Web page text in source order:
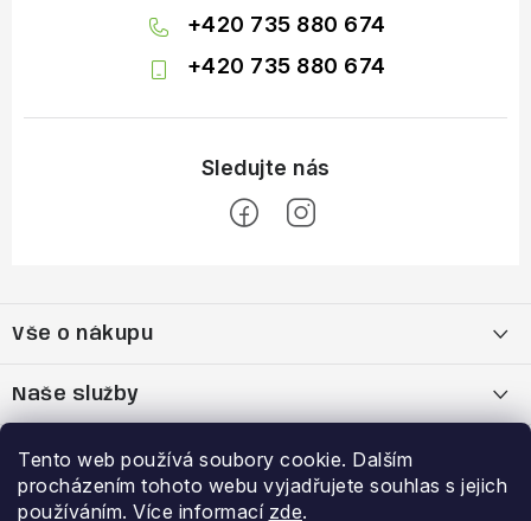
Tento web používá soubory cookie. Dalším
procházením tohoto webu vyjadřujete souhlas s jejich
používáním. Více informací zde.
+420 735 880 674
+420 735 880 674
p
t
Vše o nákupu
Reklamační řád
Naše služby
Bootfitting - tvarování lyžařských bot
Výhody a slevy
Garance nejnižší ceny
Přihlášení